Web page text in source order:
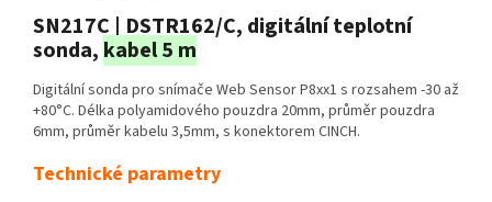
SN217C | DSTR162/C, digitální teplotní
sonda, kabel 5 m
Digitální sonda pro snímače Web Sensor P8xx1 s rozsahem -30 až
+80°C. Délka polyamidového pouzdra 20mm, průměr pouzdra
6mm, průměr kabelu 3,5mm, s konektorem CINCH.
Technické parametry